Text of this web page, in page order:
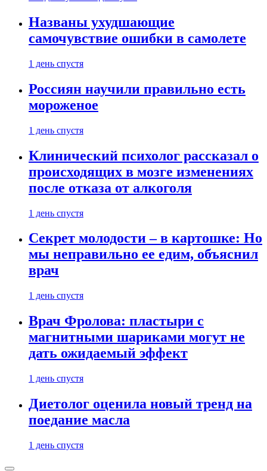
Названы ухудшающие
самочувствие ошибки в самолете
1 день спустя
Россиян научили правильно есть
мороженое
1 день спустя
Клинический психолог рассказал о
происходящих в мозге изменениях
после отказа от алкоголя
1 день спустя
Секрет молодости – в картошке: Но
мы неправильно ее едим, объяснил
врач
1 день спустя
Врач Фролова: пластыри с
магнитными шариками могут не
дать ожидаемый эффект
1 день спустя
Диетолог оценила новый тренд на
поедание масла
1 день спустя